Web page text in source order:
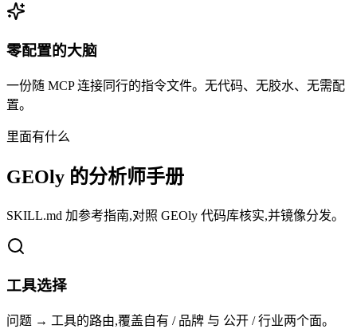
零配置的大脑
一份随 MCP 连接同行的指令文件。无代码、无胶水、无需配
置。
里面有什么
GEOly 的分析师手册
SKILL.md 加参考指南,对照 GEOly 代码库核实,并镜像分发。
工具选择
问题 → 工具的路由,覆盖自有 / 品牌 与 公开 / 行业两个面。